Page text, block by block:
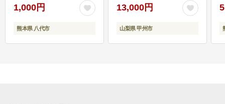
1,000円
熊本県 八代市
13,000円
山梨県 甲州市